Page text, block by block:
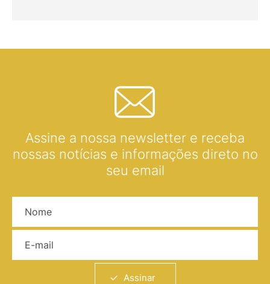
Assine a nossa newsletter e receba
nossas notícias e informações direto no
seu email
Assinar